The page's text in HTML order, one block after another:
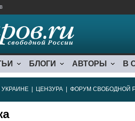
БЛОГИ АВТОРЫ В
УКРАИНЕ ЦЕНЗУРА ФОРУМ СВОБОДНОЙ